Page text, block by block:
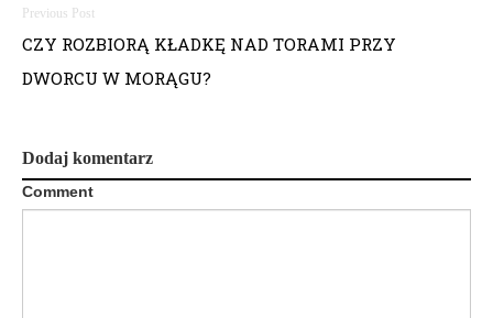
Nawigacja
wpisu
CZY ROZBIORĄ KŁADKĘ NAD TORAMI PRZY
DWORCU W MORĄGU?
Dodaj komentarz
Comment